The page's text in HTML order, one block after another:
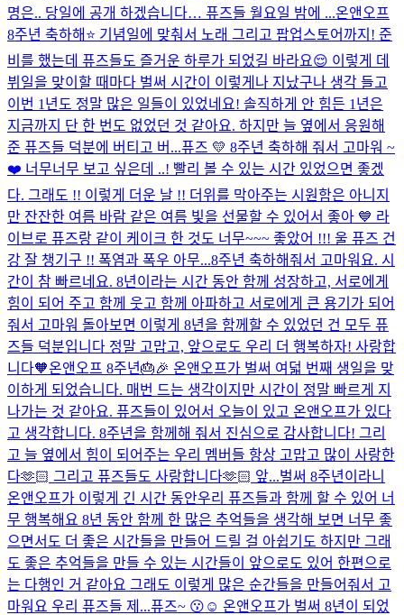
명은.. 당일에 공개 하겠습니다… 퓨즈들 월요일 밤에 ...온앤오프
8주년 축하해⭐️ 기념일에 맞춰서 노래 그리고 팝업스토어까지! 준
비를 했는데 퓨즈들도 즐거운 하루가 되었길 바라요😌 이렇게 데
뷔일을 맞이할 때마다 벌써 시간이 이렇게나 지났구나 생각 들고
이번 1년도 정말 많은 일들이 있었네요! 솔직하게 안 힘든 1년은
지금까지 단 한 번도 없었던 것 같아요. 하지만 늘 옆에서 응원해
준 퓨즈들 덕분에 버티고 버...퓨즈 💛 8주년 축하해 줘서 고마워 ~
❤️ 너무너무 보고 싶은데 ..! 빨리 볼 수 있는 시간 있었으면 좋겠
다. 그래도 !! 이렇게 더운 날 !! 더위를 막아주는 시원함은 아니지
만 잔잔한 여름 바람 같은 여름 빛을 선물할 수 있어서 좋아 💙 라
이브로 퓨즈랑 같이 케이크 한 것도 너무~~~ 좋았어 !!! 울 퓨즈 건
강 잘 챙기구 !! 폭염과 폭우 아무...8주년 축하해줘서 고마워요. 시
간이 참 빠르네요. 8년이라는 시간 동안 함께 성장하고, 서로에게
힘이 되어 주고 함께 웃고 함께 아파하고 서로에게 큰 용기가 되어
줘서 고마워 돌아보면 이렇게 8년을 함께할 수 있었던 건 모두 퓨
즈들 덕분입니다 정말 고맙고, 앞으로도 우리 더 행복하자! 사랑합
니다🧡온앤오프 8주년🎂🎉 온앤오프가 벌써 여덟 번째 생일을 맞
이하게 되었습니다. 매번 드는 생각이지만 시간이 정말 빠르게 지
나가는 것 같아요. 퓨즈들이 있어서 오늘이 있고 온앤오프가 있다
고 생각합니다. 8주년을 함께해 줘서 진심으로 감사합니다! 그리
고 늘 옆에서 힘이 되어주는 우리 멤버들 항상 고맙고 많이 사랑한
다🫶🏻 그리고 퓨즈들도 사랑합니다🫶🏻 앞...벌써 8주년이라니
온앤오프가 이렇게 긴 시간 동안우리 퓨즈들과 함께 할 수 있어 너
무 행복해요 8년 동안 함께 한 많은 추억들을 생각해 보면 너무 좋
으면서도 더 좋은 시간들을 만들어 드릴 걸 아쉽기도 하지만 그래
도 좋은 추억들을 만들 수 있는 시간들이 앞으로도 있어 한편으로
는 다행인 거 같아요 그래도 이렇게 많은 순간들을 만들어줘서 고
마워요 우리 퓨즈들 제...퓨즈~ 😗☺️ 온앤오프가 벌써 8년이 되었